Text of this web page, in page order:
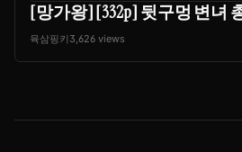
[망가왕] [332p] 뒷구멍 변녀
육삼핑키 3,626 views